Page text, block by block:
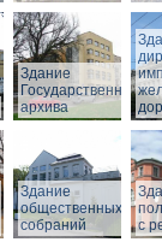
Здание
Государственного
архива
Здание
общественных
собраний
с